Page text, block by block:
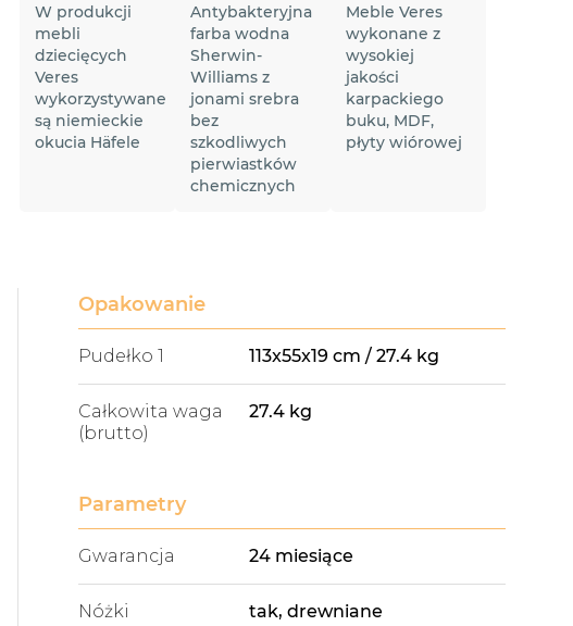
W produkcji
mebli
dziecięcych
Veres
wykorzystywane
są niemieckie
okucia Häfele
Antybakteryjna
farba wodna
Sherwin-
Williams z
jonami srebra
bez
szkodliwych
pierwiastków
chemicznych
Meble Veres
wykonane z
wysokiej
jakości
karpackiego
buku, MDF,
płyty wiórowej
Opakowanie
Pudełko 1 113x55x19 cm / 27.4 kg
Całkowita waga
(brutto)
27.4 kg
Parametry
Gwarancja 24 miesiące
Nóżki tak, drewniane